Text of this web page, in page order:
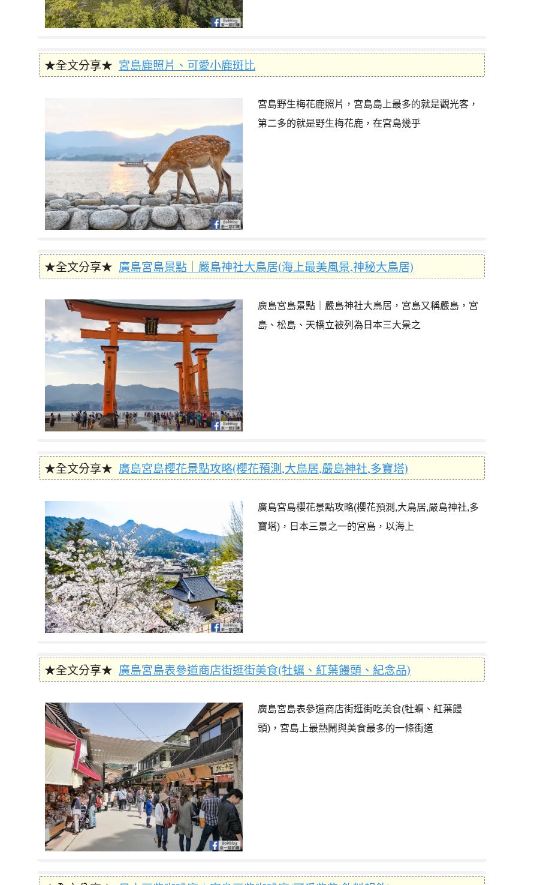
★全文分享★ 宮島鹿照片、可愛小鹿斑比
宮島野生梅花鹿照片，宮島島上最多的就是觀光客，
第二多的就是野生梅花鹿，在宮島幾乎
★全文分享★ 廣島宮島景點｜嚴島神社大鳥居(海上最美風景,神秘大鳥居)
廣島宮島景點｜嚴島神社大鳥居，宮島又稱嚴島，宮
島、松島、天橋立被列為日本三大景之
★全文分享★ 廣島宮島櫻花景點攻略(櫻花預測,大鳥居,嚴島神社,多寶塔)
廣島宮島櫻花景點攻略(櫻花預測,大鳥居,嚴島神社,多
寶塔)，日本三景之一的宮島，以海上
★全文分享★ 廣島宮島表參道商店街逛街美食(牡蠣、紅葉饅頭、紀念品)
廣島宮島表參道商店街逛街吃美食(牡蠣、紅葉饅
頭)，宮島上最熱鬧與美食最多的一條街道